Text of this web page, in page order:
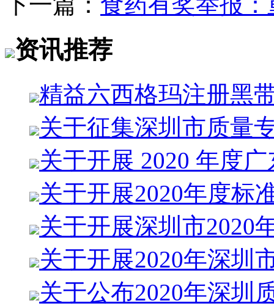
资讯推荐
精益六西格玛注册黑
关于征集深圳市质量
关于开展 2020 年度
关于开展2020年度标
关于开展深圳市2020
关于开展2020年深圳
关于公布2020年深圳